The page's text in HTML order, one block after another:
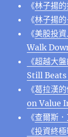
《林子揚
《林子揚
《美股投
Walk
《超越大
Still Beats
《葛拉漢
on Value
《查爾斯
《投資終